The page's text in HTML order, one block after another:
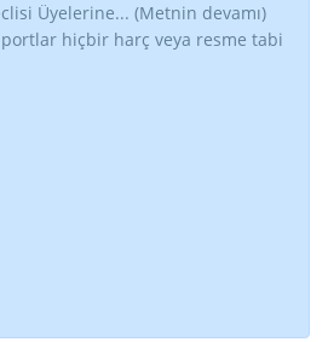
Üyelerine... (Metnin devamı)
hiçbir harç veya resme tabi